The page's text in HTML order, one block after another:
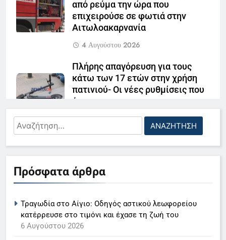
από ρεύμα την ώρα που
επιχειρούσε σε φωτιά στην
Αιτωλοακαρνανία
4 Αυγούστου 2026
Πλήρης απαγόρευση για τους
κάτω των 17 ετών στην χρήση
πατινιού- Οι νέες ρυθμίσεις που
έρχονται
29 Ιουνίου 2026
18 Ιουνίου 2026
κοινωνικής δικτύωσης και οι
πλατφόρμες βίντεο
χρησιμοποιούνται περισσότερο
Αναζήτηση
για:
Πρόσφατα άρθρα
Τραγωδία στο Αίγιο: Οδηγός αστικού λεωφορείου
κατέρρευσε στο τιμόνι και έχασε τη ζωή του
6 Αυγούστου 2026
5
«τιμόνι» του κεντρικού δελτίου
ειδήσεων της ΕΡΤ
LIFESTYLE-MEDIA
6